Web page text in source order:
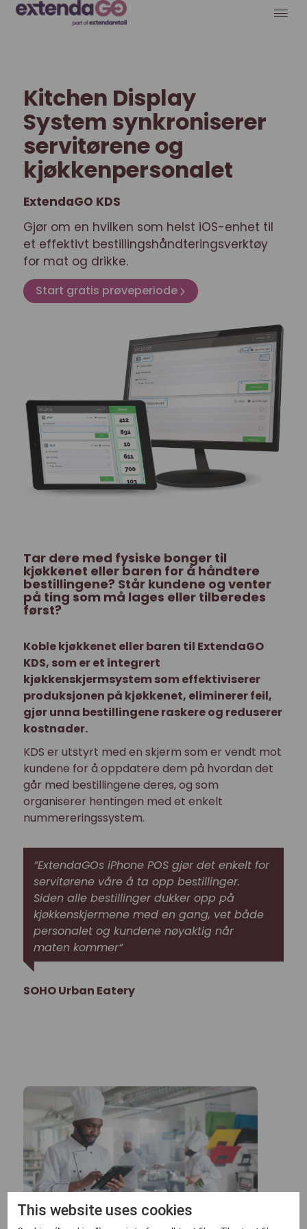
Kitchen Display
System synkroniserer
servitørene og
kjøkkenpersonalet
ExtendaGO KDS
Gjør om en hvilken som helst iOS-enhet til
et effektivt bestillingshåndteringsverktøy
for mat og drikke.
Start gratis prøveperiode
Tar dere med fysiske bonger til
kjøkkenet eller baren for å håndtere
bestillingene? Står kundene og venter
på ting som må lages eller tilberedes
først?
Koble kjøkkenet eller baren til ExtendaGO
KDS, som er et integrert
kjøkkenskjermsystem som effektiviserer
produksjonen på kjøkkenet, eliminerer feil,
gjør unna bestillingene raskere og reduserer
kostnader.
KDS er utstyrt med en skjerm som er vendt mot
kundene for å oppdatere dem på hvordan det
går med bestillingene deres, og som
organiserer hentingen med et enkelt
nummereringssystem.
”ExtendaGOs iPhone POS gjør det enkelt for
servitørene våre å ta opp bestillinger.
Siden alle bestillinger dukker opp på
kjøkkenskjermene med en gang, vet både
personalet og kundene nøyaktig når
maten kommer”
SOHO Urban Eatery
This website uses cookies